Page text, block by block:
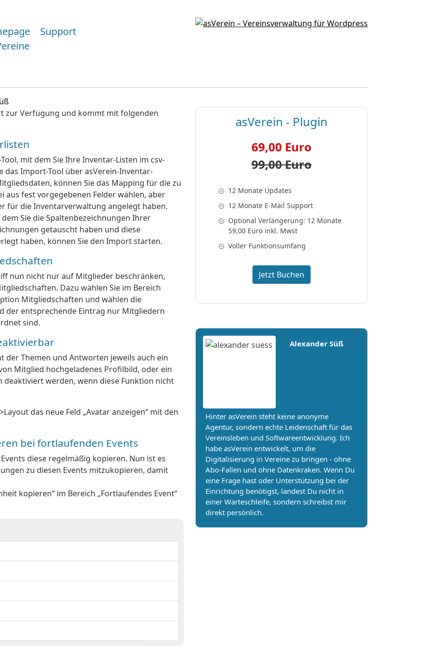
Support
zur Verfügung und kommt mit folgenden
mit dem Sie Ihre Inventar-Listen im csv-
Import-Tool über asVerein-Inventar-
können Sie das Mapping für die zu
fest vorgegebenen Felder wählen, aber
für die Inventarverwaltung angelegt haben.
Sie die Spaltenbezeichnungen Ihrer
getauscht haben und diese
haben, können Sie den Import starten.
nun nicht nur auf Mitglieder beschränken,
Dazu wählen Sie im Bereich
Mitgliedschaften und wählen die
der entsprechende Eintrag nur Mitgliedern
sind.
der Themen und Antworten jeweils auch ein
Mitglied hochgeladenes Profilbild, oder ein
deaktiviert werden, wenn diese Funktion nicht
das neue Feld „Avatar anzeigen“ mit den
bei fortlaufenden Events
diese regelmäßig kopieren. Nun ist es
zu diesen Events mitzukopieren, damit
kopieren“ im Bereich „Fortlaufendes Event“
asVerein - Plugin
69,00 Euro
99,00 Euro
12 Monate Updates
12 Monate E-Mail Support
Optional Verlängerung: 12 Monate
59,00 Euro inkl. Mwst
Voller Funktionsumfang
Jetzt Buchen
Alexander Süß
Hinter asVerein steht keine anonyme
Agentur, sondern echte Leidenschaft für das
Vereinsleben und Softwareentwicklung. Ich
habe asVerein entwickelt, um die
Digitalisierung in Vereine zu bringen - ohne
Abo-Fallen und ohne Datenkraken. Wenn Du
eine Frage hast oder Unterstützung bei der
Einrichtung benötigst, landest Du nicht in
einer Warteschleife, sondern schreibst mir
direkt persönlich.